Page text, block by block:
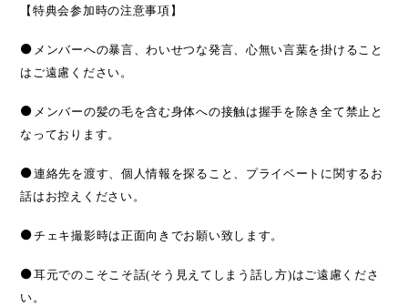
【特典会参加時の注意事項】
● メンバーへの暴言、わいせつな発言、心無い言葉を掛けること
はご遠慮ください。
● メンバーの髪の毛を含む身体への接触は握手を除き全て禁止と
なっております。
●連絡先を渡す、個人情報を探ること、プライベートに関するお
話はお控えください。
●チェキ撮影時は正面向きでお願い致します。
●耳元でのこそこそ話(そう見えてしまう話し方)はご遠慮くださ
い。